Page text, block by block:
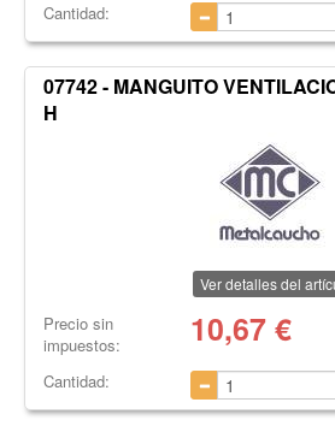
Cantidad:
07742 - MANGUITO
H
Ver detalles del
Precio sin
impuestos:
10,67€
Cantidad: